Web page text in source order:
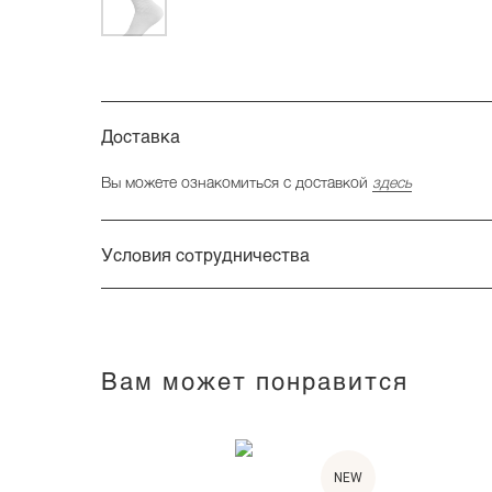
Доставка
Вы можете ознакомиться с доставкой здесь
Условия сотрудничества
Вам может понравится
NEW